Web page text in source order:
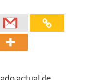
actual de